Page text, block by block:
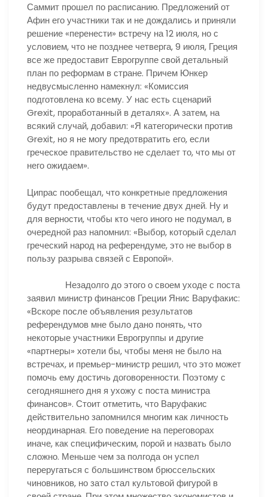
Саммит прошел по расписанию. Предложений от
Афин его участники так и не дождались и приняли
решение «перенести» встречу на 12 июля, но с
условием, что не позднее четверга, 9 июля, Греция
все же предоставит Еврогруппе свой детальный
план по реформам в стране. Причем Юнкер
недвусмысленно намекнул: «Комиссия
подготовлена ко всему. У нас есть сценарий
Grexit, проработанный в деталях». А затем, на
всякий случай, добавил: «Я категорически против
Grexit, но я не могу предотвратить его, если
греческое правительство не сделает то, что мы от
него ожидаем».
Ципрас пообещал, что конкретные предложения
будут предоставлены в течение двух дней. Ну и
для верности, чтобы кто чего иного не подумал, в
очередной раз напомнил: «Выбор, который сделал
греческий народ на референдуме, это не выбор в
пользу разрыва связей с Европой».
Незадолго до этого о своем уходе с поста
заявил министр финансов Греции Янис Варуфакис:
«Вскоре после объявления результатов
референдумов мне было дано понять, что
некоторые участники Еврогруппы и другие
«партнеры» хотели бы, чтобы меня не было на
встречах, и премьер-министр решил, что это может
помочь ему достичь договоренности. Поэтому с
сегодняшнего дня я ухожу с поста министра
финансов». Стоит отметить, что Варуфакис
действительно запомнился многим как личность
неординарная. Его поведение на переговорах
иначе, как специфическим, порой и назвать было
сложно. Меньше чем за полгода он успел
переругаться с большинством брюссельских
чиновников, но зато стал культовой фигурой в